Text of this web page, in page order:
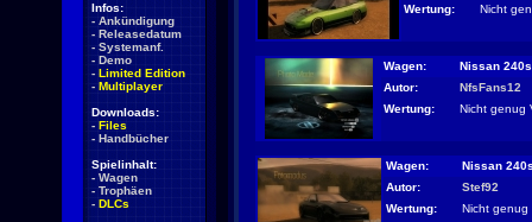
Infos:
- Ankündigung
- Releasedatum
- Systemanf.
- Demo
- Limited Edition
- Multiplayer
Downloads:
- Files
- Handbücher
Spielinhalt:
- Wagen
- Trophäen
- DLCs
Wertung:
Nicht
Wagen:
Nissan
Autor:
NfsFans12
Wertung:
Nicht genug
Wagen:
Nissan
Autor:
Stef92
Wertung:
Nicht genug